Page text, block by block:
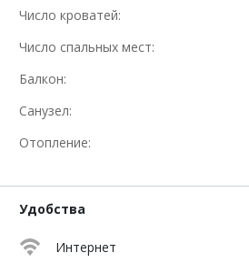
Число кроватей:
Число спальных мест:
Балкон:
Санузел:
Отопление:
Удобства
Интернет